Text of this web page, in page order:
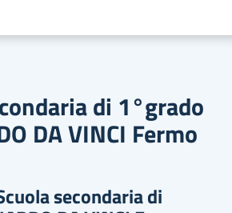
di 1°grado
DA VINCI Fermo
secondaria di